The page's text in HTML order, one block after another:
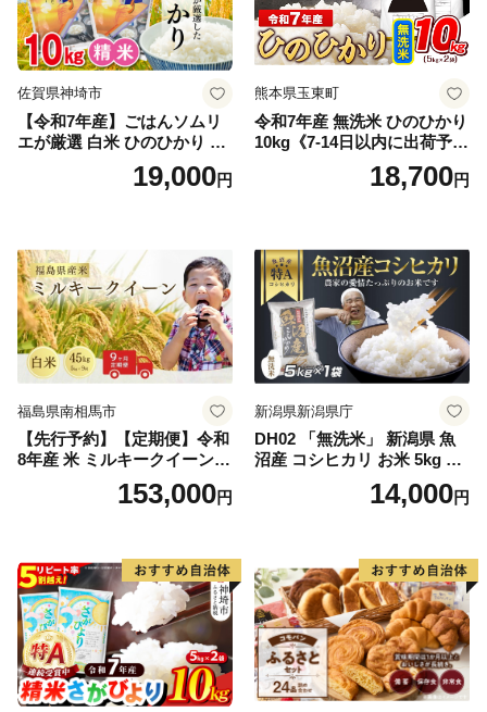
佐賀県神埼市
【令和7年産】ごはんソムリ
エが厳選 白米 ひのひかり 10
米 10kg 5kg×2 ひのひかり ブ
19,000円
熊本県玉東町
令和7年産 無洗米 ひのひかり
10kg《7-14日以内に出荷予定
(土日祝除く)》コメ 米 無洗米
令和7年産 高レビュー｜人気
18,700円
福島県南相馬市
【先行予約】【定期便】令和
8年産 米 ミルキークイーン
白米 45kg (5kg×9回) | ミルキ
ークイーン 米5kg 福島 福島
福島県 南相馬市 cu006-ae
153,000円
新潟県新潟県庁
DH02 「無洗米」 新潟県 魚
沼産 コシヒカリ お米 5kg こ
しひかり 精米 米（お米の美
味しい炊き方ガイド付き）
14,000円